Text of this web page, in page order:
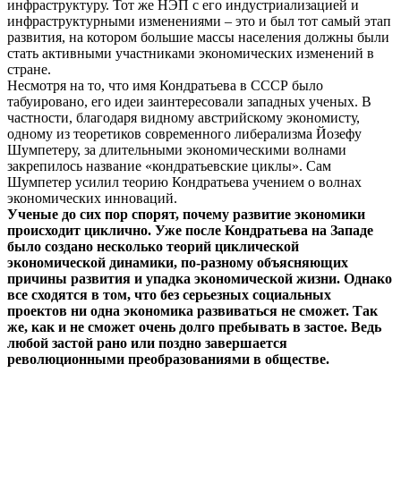
инфраструктуру. Тот же НЭП с его индустриализацией и
инфраструктурными изменениями – это и был тот самый этап
развития, на котором большие массы населения должны были
стать активными участниками экономических изменений в
стране.
Несмотря на то, что имя Кондратьева в СССР было
табуировано, его идеи заинтересовали западных ученых. В
частности, благодаря видному австрийскому экономисту,
одному из теоретиков современного либерализма Йозефу
Шумпетеру, за длительными экономическими волнами
закрепилось название «кондратьевские циклы». Сам
Шумпетер усилил теорию Кондратьева учением о волнах
экономических инноваций.
Ученые до сих пор спорят, почему развитие экономики
происходит циклично. Уже после Кондратьева на Западе
было создано несколько теорий циклической
экономической динамики, по-разному объясняющих
причины развития и упадка экономической жизни. Однако
все сходятся в том, что без серьезных социальных
проектов ни одна экономика развиваться не сможет. Так
же, как и не сможет очень долго пребывать в застое. Ведь
любой застой рано или поздно завершается
революционными преобразованиями в обществе.